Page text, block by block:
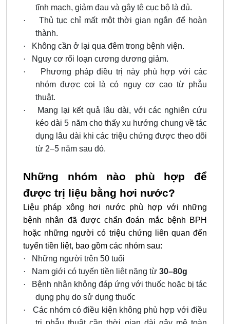
tĩnh mạch, giảm đau và gây tê cục bộ là đủ.
·
Thủ tục chỉ mất một thời gian ngắn để hoàn
thành.
·
Không cần ở lại qua đêm trong bệnh viện.
·
Nguy cơ rối loạn cương dương giảm.
·
Phương pháp điều trị này phù hợp với các
nhóm được coi là có nguy cơ cao từ phẫu
thuật.
·
Mang lại kết quả lâu dài, với các nghiên cứu
kéo dài 5 năm cho thấy xu hướng chung về tác
dụng lâu dài khi các triệu chứng được theo dõi
từ 2–5 năm sau đó.
Những nhóm nào phù hợp để
được trị liệu bằng hơi nước?
Liệu pháp xông hơi nước phù hợp với những
bệnh nhân đã được chẩn đoán mắc bệnh BPH
hoặc những người có triệu chứng liên quan đến
tuyến tiền liệt, bao gồm các nhóm sau:
·
Những người trên 50 tuổi
·
Nam giới có tuyến tiền liệt nặng từ 30–80g
·
Bệnh nhân không đáp ứng với thuốc hoặc bị tác
dụng phụ do sử dụng thuốc
·
Các nhóm có điều kiện không phù hợp với điều